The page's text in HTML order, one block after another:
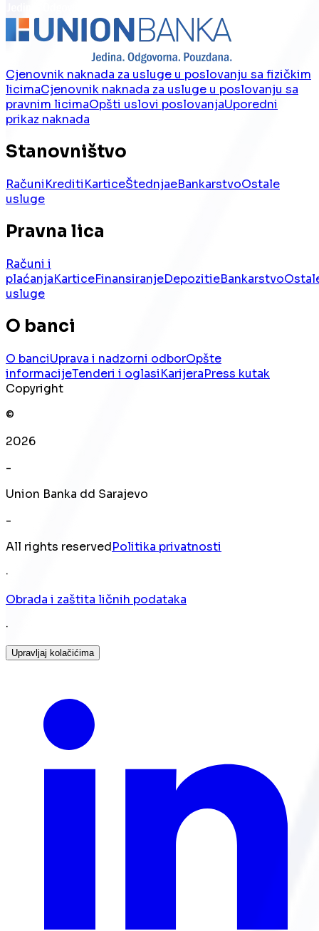
Cjenovnik naknada za usluge u poslovanju sa fizičkim
licimaCjenovnik naknada za usluge u poslovanju sa
pravnim licimaOpšti uslovi poslovanjaUporedni
prikaz naknada
Stanovništvo
RačuniKreditiKarticeŠtednjaeBankarstvoOstale
usluge
Pravna lica
Računi i
plaćanjaKarticeFinansiranjeDepozitieBankarstvo
usluge
O banci
O banciUprava i nadzorni odborOpšte
informacijeTenderi i oglasiKarijeraPress kutak
Copyright
©
2026
-
Union Banka dd Sarajevo
-
All rights reservedPolitika privatnosti
·
Obrada i zaštita ličnih podataka
·
Upravljaj kolačićima